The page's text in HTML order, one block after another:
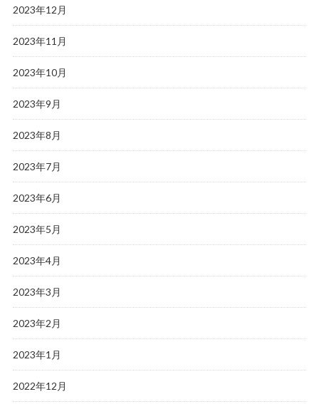
2023年12月
2023年11月
2023年10月
2023年9月
2023年8月
2023年7月
2023年6月
2023年5月
2023年4月
2023年3月
2023年2月
2023年1月
2022年12月